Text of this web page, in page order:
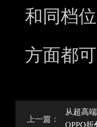
和同档
方面都
上一篇：
从超高
OPPO